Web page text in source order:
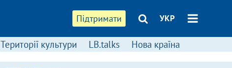
Підтримати УКР
Території культури LB.talks Нова країна